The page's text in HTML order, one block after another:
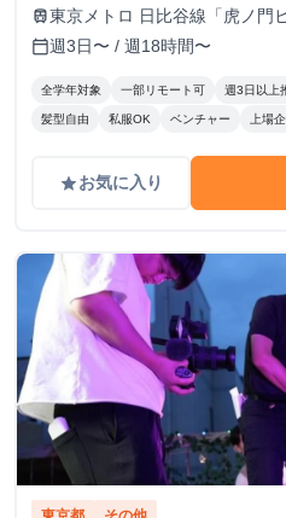
の出社も可。（それ以外も応
train東京メトロ 日比谷線「虎ノ門
分
calendar_today週3日〜 / 週18時間〜
全学年対象 一部リモート可 週3日以上
髪型自由 私服OK ベンチャー 上場
gradeお気に入り